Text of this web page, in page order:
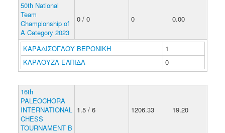
50th National
Team
Championship of
A Category 2023
0 / 0 0 0.00
ΚΑΡΑΔΙΣΟΓΛΟΥ ΒΕΡΟΝΙΚΗ
1
ΚΑΡΑΟΥΖΑ ΕΛΠΙΔΑ
0
16th
PALEOCHORA
INTERNATIONAL
CHESS
TOURNAMENT B
1.5 / 6 1206.33 19.20